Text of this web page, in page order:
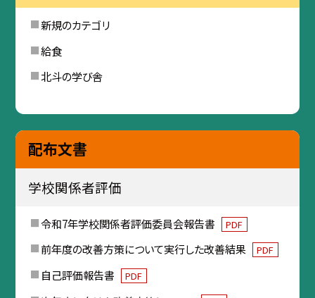
新規のカテゴリ
給食
北斗の学び舎
配布文書
学校関係者評価
令和7年学校関係者評価委員会報告書 PDF
前年度の改善方策について実行した改善結果 PDF
自己評価報告書 PDF